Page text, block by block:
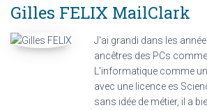
Gilles FELIX MailClark
J'ai grandi dans les
ancêtres des PCs
L'informatique comme
avec une licence es
sans idée de métier, il a